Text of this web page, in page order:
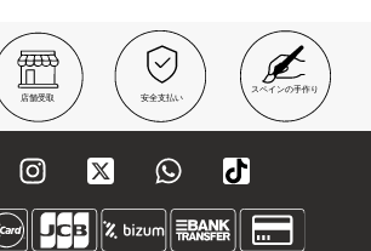
店舗受取 安全支払い
スペインの手作り